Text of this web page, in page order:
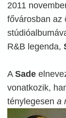
2011
fővárosban az
R&B legenda,
A Sade
vonatkozik,
ténylegesen a